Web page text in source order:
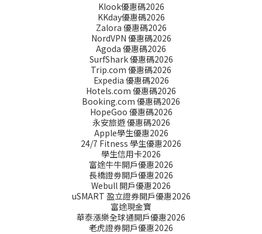
Klook優惠碼2026
KKday優惠碼2026
Zalora 優惠碼2026
NordVPN 優惠碼2026
Agoda 優惠碼2026
SurfShark 優惠碼2026
Trip.com 優惠碼2026
Expedia 優惠碼2026
Hotels.com 優惠碼2026
Booking.com 優惠碼2026
HopeGoo 優惠碼2026
永安旅遊 優惠碼2026
Apple學生優惠2026
24/7 Fitness 學生優惠2026
學生信用卡2026
富途牛牛開戶優惠2026
長橋證劵開戶優惠2026
Webull 開戶優惠2026
uSMART 盈立證券開戶優惠2026
富途現金寶
華泰漲樂全球通開戶優惠2026
老虎證券開戶優惠2026